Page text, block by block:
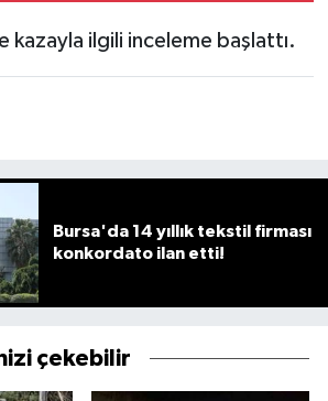
kazayla ilgili inceleme başlattı.
Bursa'da 14 yıllık tekstil firması
konkordato ilan etti!
çekebilir